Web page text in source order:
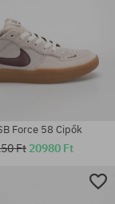
Force 58 Cipők
Ft 20980 Ft